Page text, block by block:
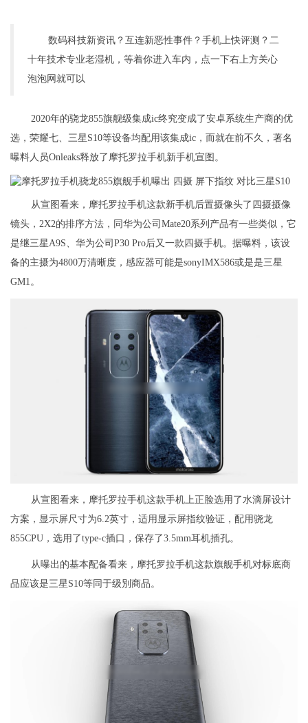
数码科技新资讯？互连新恶性事件？手机上快评测？二
十年技术专业老湿机，等着你进入车内，点一下右上方关心
泡泡网就可以
2020年的骁龙855旗舰级集成ic终究变成了安卓系统生产商的优
选，荣耀七、三星S10等设备均配用该集成ic，而就在前不久，著名
曝料人员Onleaks释放了摩托罗拉手机新手机宣图。
从宣图看来，摩托罗拉手机这款新手机后置摄像头了四摄摄像
镜头，2X2的排序方法，同华为公司Mate20系列产品有一些类似，它
是继三星A9S、华为公司P30 Pro后又一款四摄手机。据曝料，该设
备的主摄为4800万清晰度，感应器可能是sonyIMX586或是是三星
GM1。
从宣图看来，摩托罗拉手机这款手机上正脸选用了水滴屏设计
方案，显示屏尺寸为6.2英寸，适用显示屏指纹验证，配用骁龙
855CPU，选用了type-c插口，保存了3.5mm耳机插孔。
从曝出的基本配备看来，摩托罗拉手机这款旗舰手机对标底商
品应该是三星S10等同于级別商品。